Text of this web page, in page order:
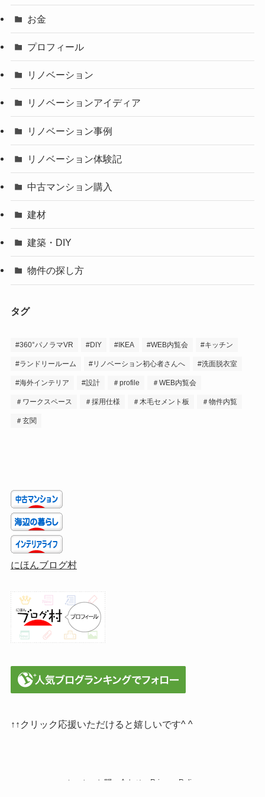
お金
プロフィール
リノベーション
リノベーションアイディア
リノベーション事例
リノベーション体験記
中古マンション購入
建材
建築・DIY
物件の探し方
タグ
#360°パノラマVR #DIY #IKEA #WEB内覧会 #キッチン
#ランドリールーム #リノベーション初心者さんへ #洗面脱衣室
#海外インテリア #設計 ＃profile ＃WEB内覧会
＃ワークスペース ＃採用仕様 ＃木毛セメント板 ＃物件内覧
＃玄関
にほんブログ村
↑↑クリック応援いただけると嬉しいです^ ^
ホーム お問い合わせ Privacy Policy